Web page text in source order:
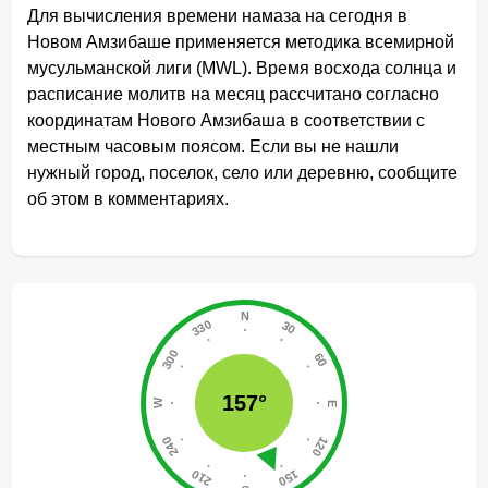
Для вычисления времени намаза на сегодня в
Новом Амзибаше применяется методика всемирной
мусульманской лиги (MWL). Время восхода солнца и
расписание молитв на месяц рассчитано согласно
координатам Нового Амзибаша в соответствии с
местным часовым поясом. Если вы не нашли
нужный город, поселок, село или деревню, сообщите
об этом в комментариях.
157°